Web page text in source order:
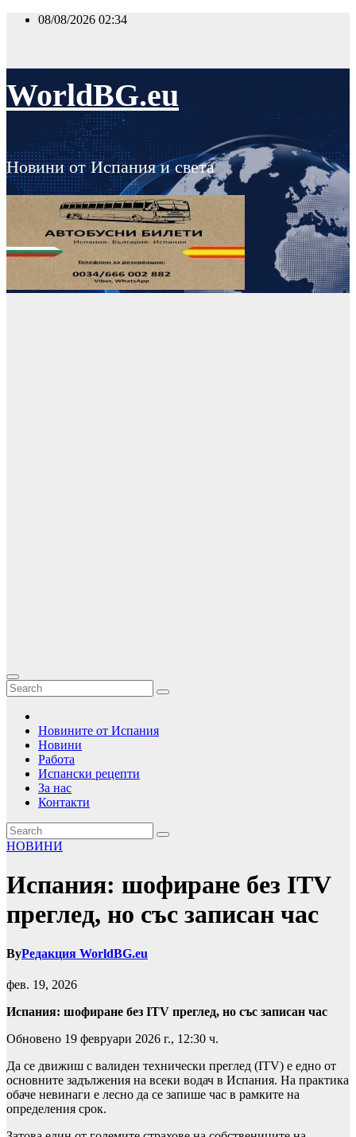
Skip
08/08/2026 02:34
WorldBG.eu
Новини от Испания и света
Новините от Испания
Новини
Работа
Испански рецепти
За нас
Контакти
НОВИНИ
Испания: шофиране без ITV
преглед, но със записан час
ByРедакция WorldBG.eu
фев. 19, 2026
Испания: шофиране без ITV преглед, но със записан час
Обновено 19 февруари 2026 г., 12:30 ч.
Да се движиш с валиден технически преглед (ITV) е едно от
основните задължения на всеки водач в Испания. На практика
обаче невинаги е лесно да се запише час в рамките на
определения срок.